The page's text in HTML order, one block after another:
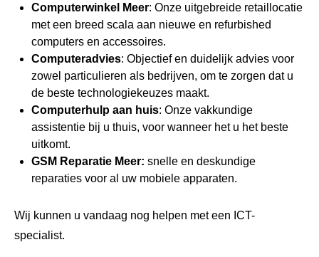
Computerwinkel Meer: Onze uitgebreide retaillocatie
met een breed scala aan nieuwe en refurbished
computers en accessoires.
Computeradvies: Objectief en duidelijk advies voor
zowel particulieren als bedrijven, om te zorgen dat u
de beste technologiekeuzes maakt.
Computerhulp aan huis: Onze vakkundige
assistentie bij u thuis, voor wanneer het u het beste
uitkomt.
GSM Reparatie Meer: snelle en deskundige
reparaties voor al uw mobiele apparaten.
Wij kunnen u vandaag nog helpen met een ICT-
specialist.